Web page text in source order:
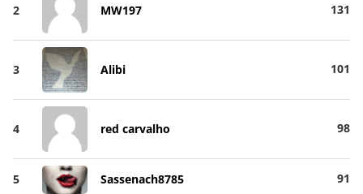
2 MW197 131
3 Alibi 101
4 red carvalho 98
5 Sassenach8785 91